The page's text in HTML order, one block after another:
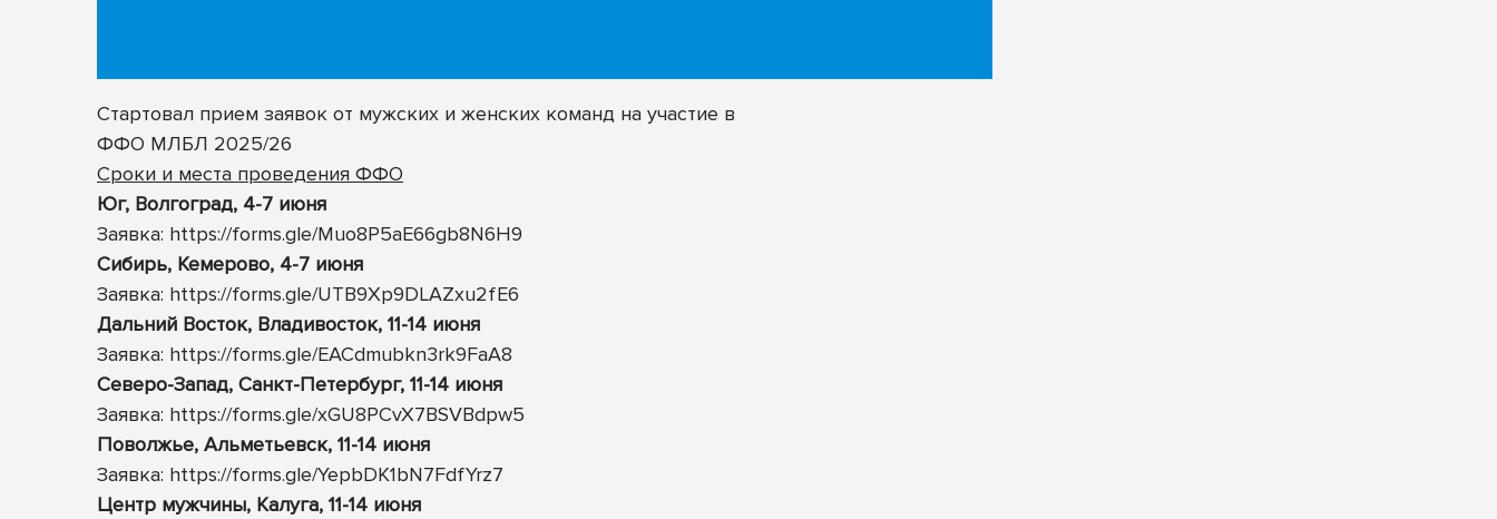
Стартовал прием заявок от мужских и женских команд на участие в
ФФО МЛБЛ 2025/26
Сроки и места проведения ФФО
Юг, Волгоград, 4-7 июня
Заявка: https://forms.gle/Muo8P5aE66gb8N6H9
Сибирь, Кемерово, 4-7 июня
Заявка: https://forms.gle/UTB9Xp9DLAZxu2fE6
Дальний Восток, Владивосток, 11-14 июня
Заявка: https://forms.gle/EACdmubkn3rk9FaA8
Северо-Запад, Санкт-Петербург, 11-14 июня
Заявка: https://forms.gle/xGU8PCvX7BSVBdpw5
Поволжье, Альметьевск, 11-14 июня
Заявка: https://forms.gle/YepbDK1bN7FdfYrz7
Центр мужчины, Калуга, 11-14 июня